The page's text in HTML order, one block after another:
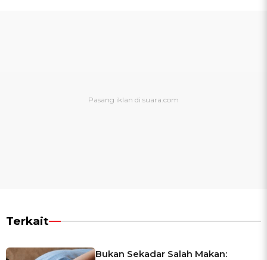
Terkait
Bukan Sekadar Salah Makan: